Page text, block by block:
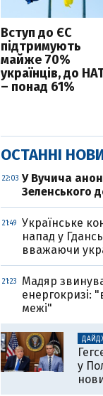
Вступ до ЄС
підтримують
майже 70%
українців, до
– понад 61%
ОСТАННІ
22:03 У Вучича
Зеленського
21:49
Українське
напад у
вважаючи
21:23
Мадяр
енергокризі:
межі"
у